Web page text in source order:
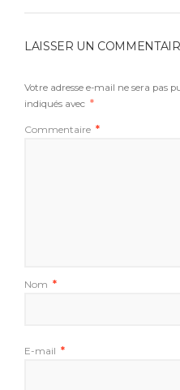
LAISSER UN
Votre adresse e-mail ne sera pas
indiqués avec *
Commentaire *
Nom *
E-mail *